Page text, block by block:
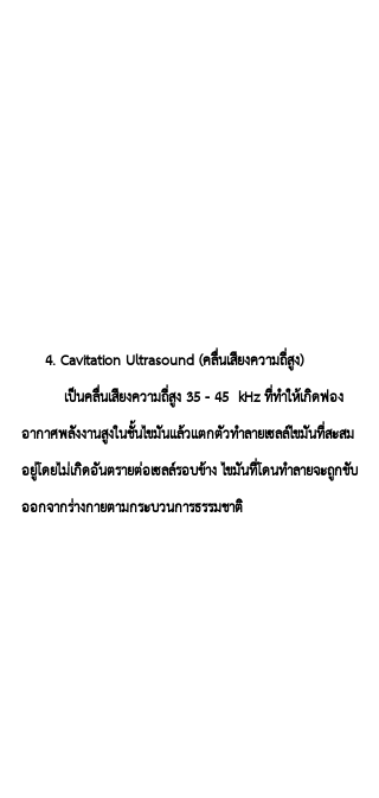
     4. Cavitation Ultrasound (คลื่นเสียงความถี่สูง)
         เป็นคลื่นเสียงความถี่สูง
35 - 45  kHz ที่ทำให้เกิดฟอง
อากาศพลังงานสูงในชั้นไขมันแล้วแตกตัวทำลายเซลล์ไขมันที่สะสม
อยู่โดยไม่เกิดอันตรายต่อเซลล์รอบข้าง ไขมันที่โดนทำลายจะถูกขับ
ออกจากร่างกายตามกระบวนการธรรมชาติ